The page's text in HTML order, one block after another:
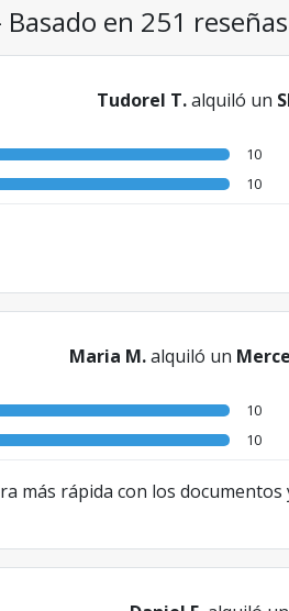
en 251
Tudorel T.alquiló un
10
10
Maria M.alquiló un
10
10
más rápida con los